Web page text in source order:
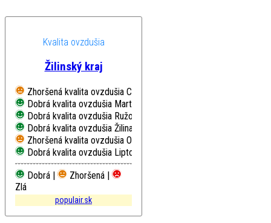
Kvalita ovzdušia
Žilinský kraj
Zhoršená kvalita ovzdušia Chopok, EMEP
Dobrá kvalita ovzdušia Martin, Jesenského
Dobrá kvalita ovzdušia Ružomberok, Riadok
Dobrá kvalita ovzdušia Žilina, Obežná
Zhoršená kvalita ovzdušia Oščadnica
Dobrá kvalita ovzdušia Liptovský Mikuláš, Školská
Dobrá |
Zhoršená |
Zlá
populair.sk